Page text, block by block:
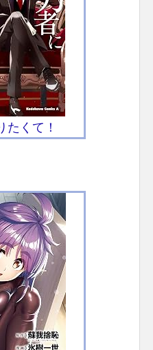
たくて！